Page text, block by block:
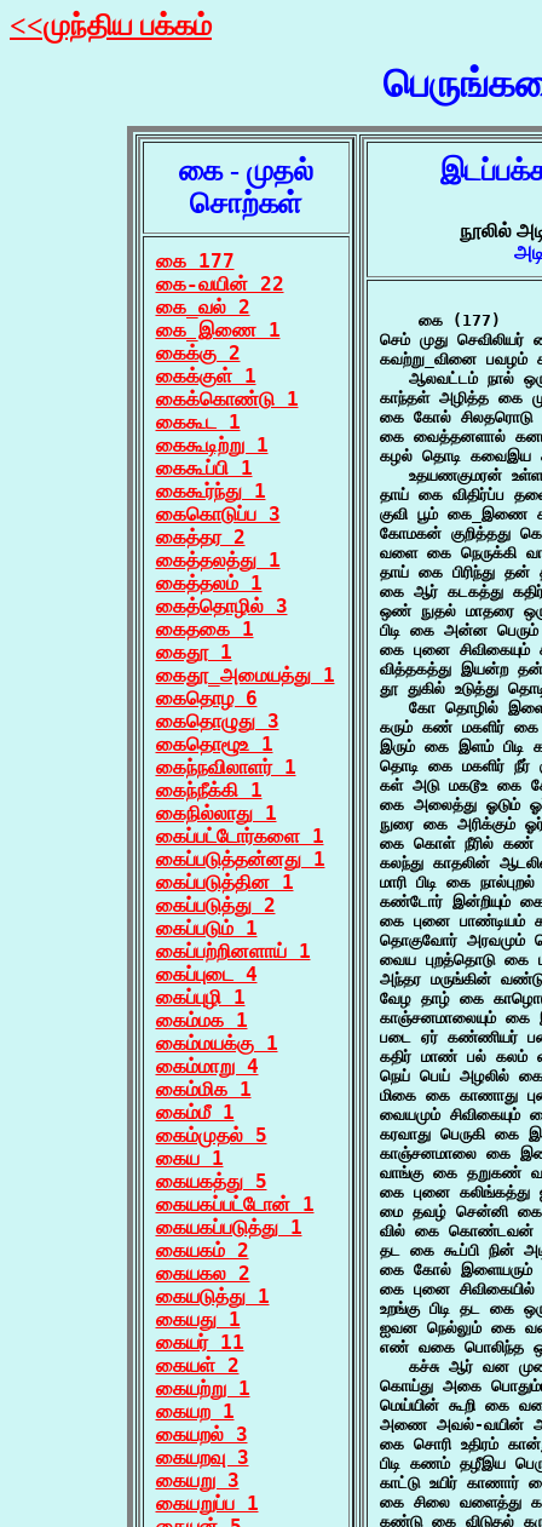
<<முந்திய பக்கம்
கை - முதல்
சொற்கள்
கை 177
கை-வயின் 22
கை_வல் 2
கை_இணை 1
கைக்கு 2
கைக்குள் 1
கைக்கொண்டு 1
கைகூட 1
கைகூடிற்று 1
கைகூப்பி 1
கைகூர்ந்து 1
கைகொடுப்ப 3
கைத்தர 2
கைத்தலத்து 1
கைத்தலம் 1
கைத்தொழில் 3
கைதகை 1
கைதூ 1
கைதூ_அமையத்து 1
கைதொழ 6
கைதொழுது 3
கைதொழூஉ 1
கைந்நவிலாளர் 1
கைந்நீக்கி 1
கைநில்லாது 1
கைப்பட்டோர்களை 1
கைப்படுத்தன்னது 1
கைப்படுத்தின 1
கைப்படுத்து 2
கைப்படும் 1
கைப்பற்றினளாய் 1
கைப்புடை 4
கைப்புழி 1
கைம்மக 1
கைம்மயக்கு 1
கைம்மாறு 4
கைம்மிக 1
கைம்மீ 1
கைம்முதல் 5
கைய 1
கையகத்து 5
கையகப்பட்டோன் 1
கையகப்படுத்து 1
கையகம் 2
கையகல 2
கையடுத்து 1
கையது 1
கையர் 11
கையள் 2
கையற்று 1
கையற 1
கையறல் 3
கையறவு 3
கையறு 3
கையறுப்ப 1
நூலில்
    கை (177)
செம் முது
கவற்று_வினை
ஆலவட்டம் நால்
காந்தள் அழித்த கை
கை கோல்
கை வைத்தனளால்
கழல் தொடி கவைஇய
உதயணகுமரன்
தாய் கை விதிர்ப்ப
குவி பூம் கை_இணை
கோமகன் குறித்தது
வளை கை நெருக்கி
தாய் கை பிரிந்து
கை ஆர் கடகத்து
ஒண் நுதல் மாதரை
பிடி கை அன்ன
கை புனை
வித்தகத்து இயன்ற
தூ துகில் உடுத்து
கோ தொழில்
கரும் கண் மகளிர்
இரும் கை இளம் பிடி
தொடி கை மகளிர்
கள் அடு மகடூஉ கை
கை அலைத்து ஓடும்
நுரை கை அரிக்கும்
கை கொள் நீரில் கண்
கலந்து காதலின்
மாரி பிடி கை
கண்டோர் இன்றியும்
கை புனை பாண்டியம்
தொகுவோர்
வைய புறத்தொடு கை
அந்தர மருங்கின்
வேழ தாழ் கை
காஞ்சனமாலையும்
படை ஏர் கண்ணியர்
கதிர் மாண் பல் கலம்
நெய் பெய் அழலில்
மிகை கை காணாது
வையமும்
கரவாது பெருகி கை
காஞ்சனமாலை கை
வாங்கு கை தறுகண்
கை புனை
மை தவழ் சென்னி
வில் கை கொண்டவன்
தட கை கூப்பி நின்
கை கோல் இளையரும்
கை புனை
உறங்கு பிடி தட கை
ஐவன நெல்லும் கை
எண் வகை பொலிந்த
கச்சு ஆர் வன
கொய்து அகை
மெய்யின் கூறி கை
அணை அவல்-வயின்
கை சொரி உதிரம்
பிடி கணம் தழீஇய
காட்டு உயிர் காணார்
கை சிலை
கண்டு கை விடுதல்